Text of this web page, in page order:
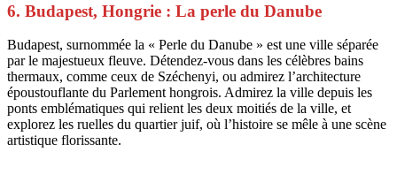
6. Budapest, Hongrie : La perle du Danube
Budapest, surnommée la « Perle du Danube » est une ville séparée
par le majestueux fleuve. Détendez-vous dans les célèbres bains
thermaux, comme ceux de Széchenyi, ou admirez l’architecture
époustouflante du Parlement hongrois. Admirez la ville depuis les
ponts emblématiques qui relient les deux moitiés de la ville, et
explorez les ruelles du quartier juif, où l’histoire se mêle à une scène
artistique florissante.